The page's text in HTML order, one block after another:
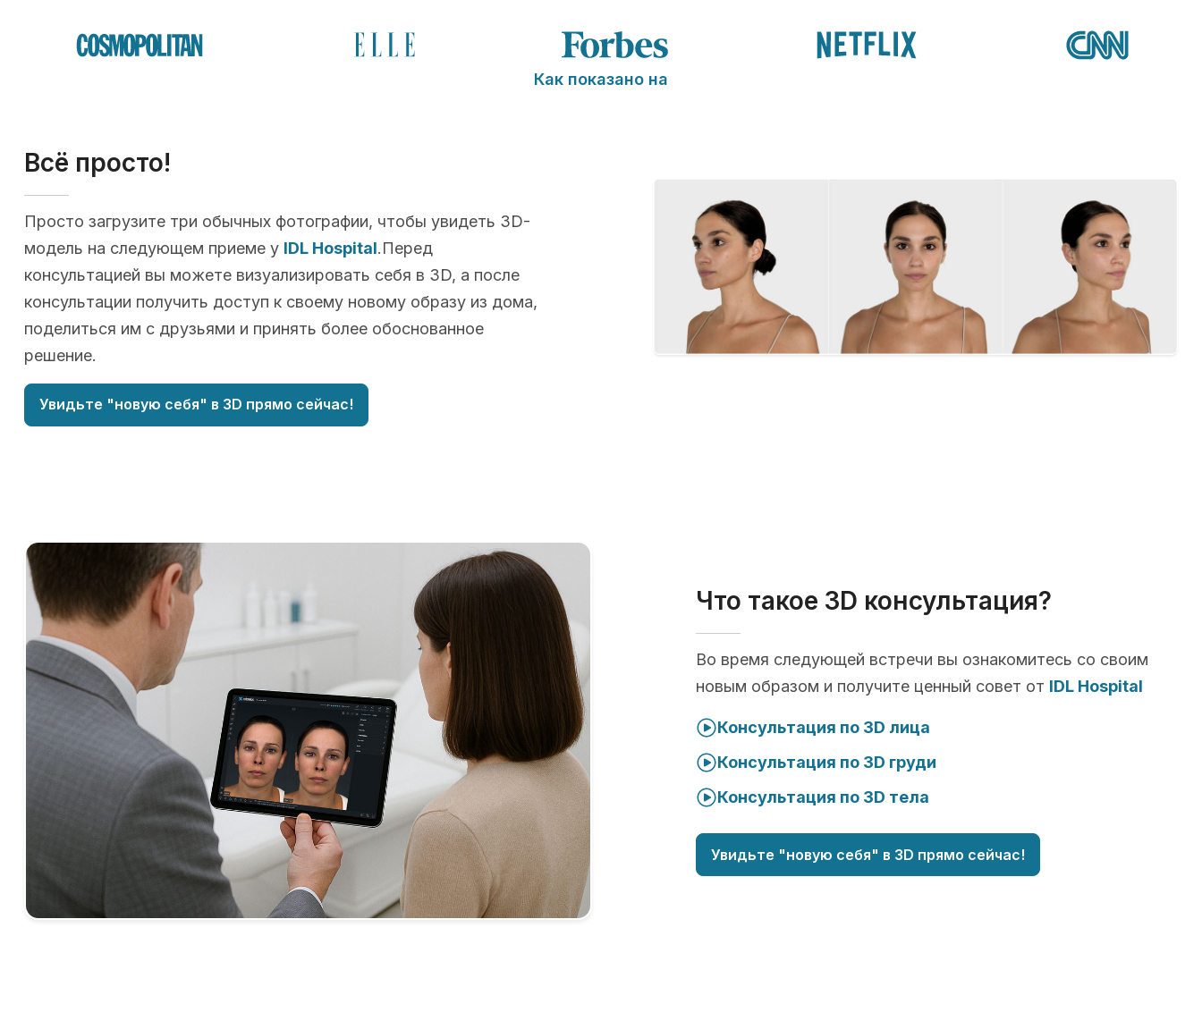
Как показано на
Всё просто!
Просто загрузите три обычных фотографии, чтобы увидеть 3D-
модель на следующем приеме у IDL Hospital.Перед
консультацией вы можете визуализировать себя в 3D, а после
консультации получить доступ к своему новому образу из дома,
поделиться им с друзьями и принять более обоснованное
решение.
Увидьте "новую себя" в 3D прямо сейчас!
Что такое 3D консультация?
Во время следующей встречи вы ознакомитесь со своим
новым образом и получите ценный совет от IDL Hospital
Консультация по 3D лица
Консультация по 3D груди
Консультация по 3D тела
Увидьте "новую себя" в 3D прямо сейчас!